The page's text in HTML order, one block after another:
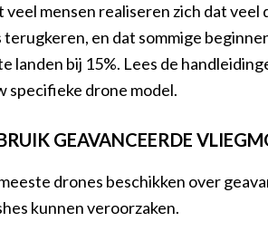
veel mensen realiseren zich dat
terugkeren, en dat sommige
landen bij 15%. Lees de
specifieke drone model.
GEAVANCEERDE
drones beschikken over
kunnen veroorzaken.